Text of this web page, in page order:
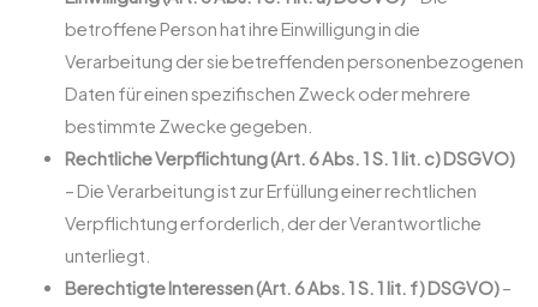
betroffene Person hat ihre Einwilligung in die
Verarbeitung der sie betreffenden personenbezogenen
Daten für einen spezifischen Zweck oder mehrere
bestimmte Zwecke gegeben.
Rechtliche Verpflichtung (Art. 6 Abs. 1 S. 1 lit. c) DSGVO)
– Die Verarbeitung ist zur Erfüllung einer rechtlichen
Verpflichtung erforderlich, der der Verantwortliche
unterliegt.
Berechtigte Interessen (Art. 6 Abs. 1 S. 1 lit. f) DSGVO)–